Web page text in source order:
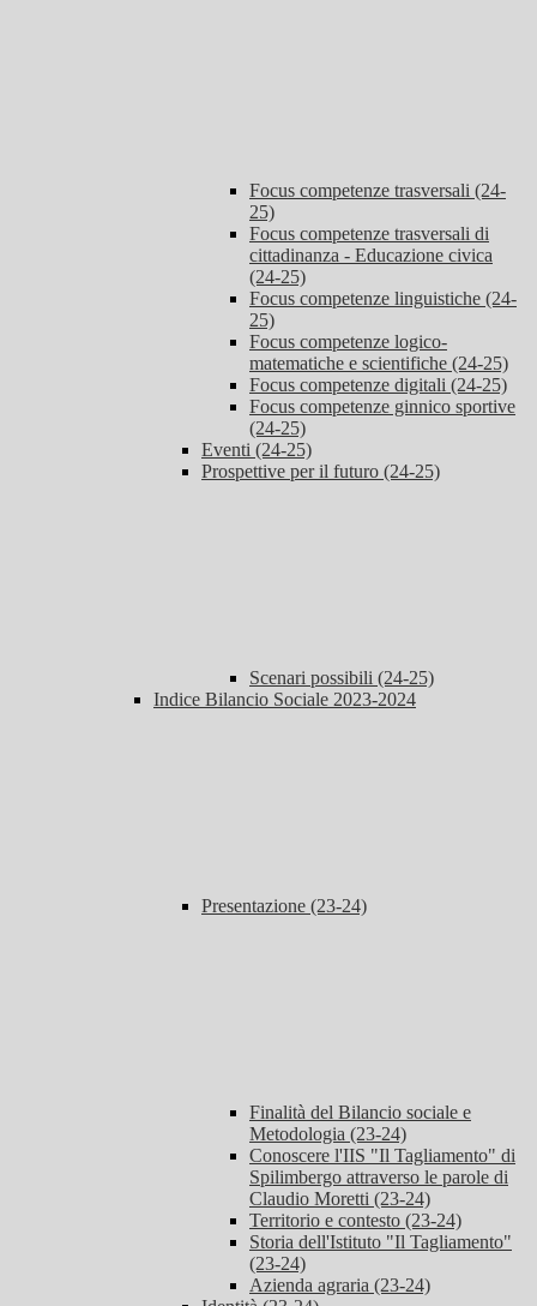
Focus competenze trasversali (24-
25)
Focus competenze trasversali di
cittadinanza - Educazione civica
(24-25)
Focus competenze linguistiche (24-
25)
Focus competenze logico-
matematiche e scientifiche (24-25)
Focus competenze digitali (24-25)
Focus competenze ginnico sportive
(24-25)
Eventi (24-25)
Prospettive per il futuro (24-25)
Scenari possibili (24-25)
Indice Bilancio Sociale 2023-2024
Presentazione (23-24)
Finalità del Bilancio sociale e
Metodologia (23-24)
Conoscere l'IIS "Il Tagliamento" di
Spilimbergo attraverso le parole di
Claudio Moretti (23-24)
Territorio e contesto (23-24)
Storia dell'Istituto "Il Tagliamento"
(23-24)
Azienda agraria (23-24)